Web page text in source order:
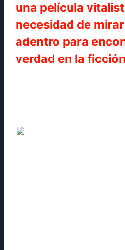
una película
necesidad de
adentro para
verdad en la